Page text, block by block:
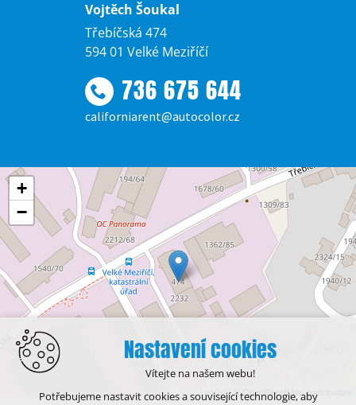
Vojtěch Šoukal
Třebíčská 474
594 01 Velké Meziříčí
736 675 644
californiarent@autocolor.cz
+
−
Leaflet | © OpenStreetMap contributors
Nastavení cookies
Vítejte na našem webu!
Potřebujeme nastavit cookies a související technologie, aby